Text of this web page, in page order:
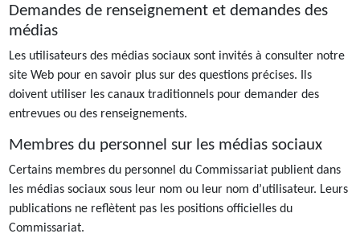
Demandes de renseignement et demandes des
médias
Les utilisateurs des médias sociaux sont invités à consulter notre
site Web pour en savoir plus sur des questions précises. Ils
doivent utiliser les canaux traditionnels pour demander des
entrevues ou des renseignements.
Membres du personnel sur les médias sociaux
Certains membres du personnel du Commissariat publient dans
les médias sociaux sous leur nom ou leur nom d’utilisateur. Leurs
publications ne reflètent pas les positions officielles du
Commissariat.